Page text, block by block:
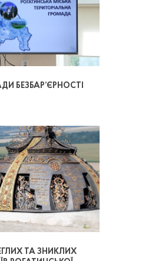
БЕЗБАР’ЄРНОСТІ
ТА ЗНИКЛИХ